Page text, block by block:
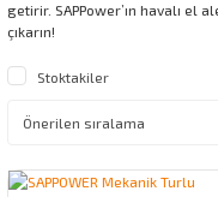
getirir. SAPPower’ın havalı
çıkarın!
Stoktakiler